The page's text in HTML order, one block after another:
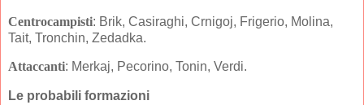
Centrocampisti: Brik, Casiraghi, Crnigoj, Frigerio, Molina,
Tait, Tronchin, Zedadka.
Attaccanti: Merkaj, Pecorino, Tonin, Verdi.
Le probabili formazioni